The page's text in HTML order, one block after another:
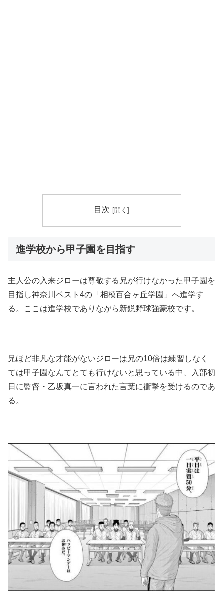
目次
進学校から甲子園を目指す
主人公の入来ジローは尊敬する兄が行けなかった甲子園を
目指し神奈川ベスト4の「相模百合ヶ丘学園」へ進学す
る。ここは進学校でありながら新鋭野球強豪校です。
兄ほど非凡な才能がないジローは兄の10倍は練習しなく
ては甲子園なんてとても行けないと思っている中、入部初
日に監督・乙坂真一に言われた言葉に衝撃を受けるのであ
る。